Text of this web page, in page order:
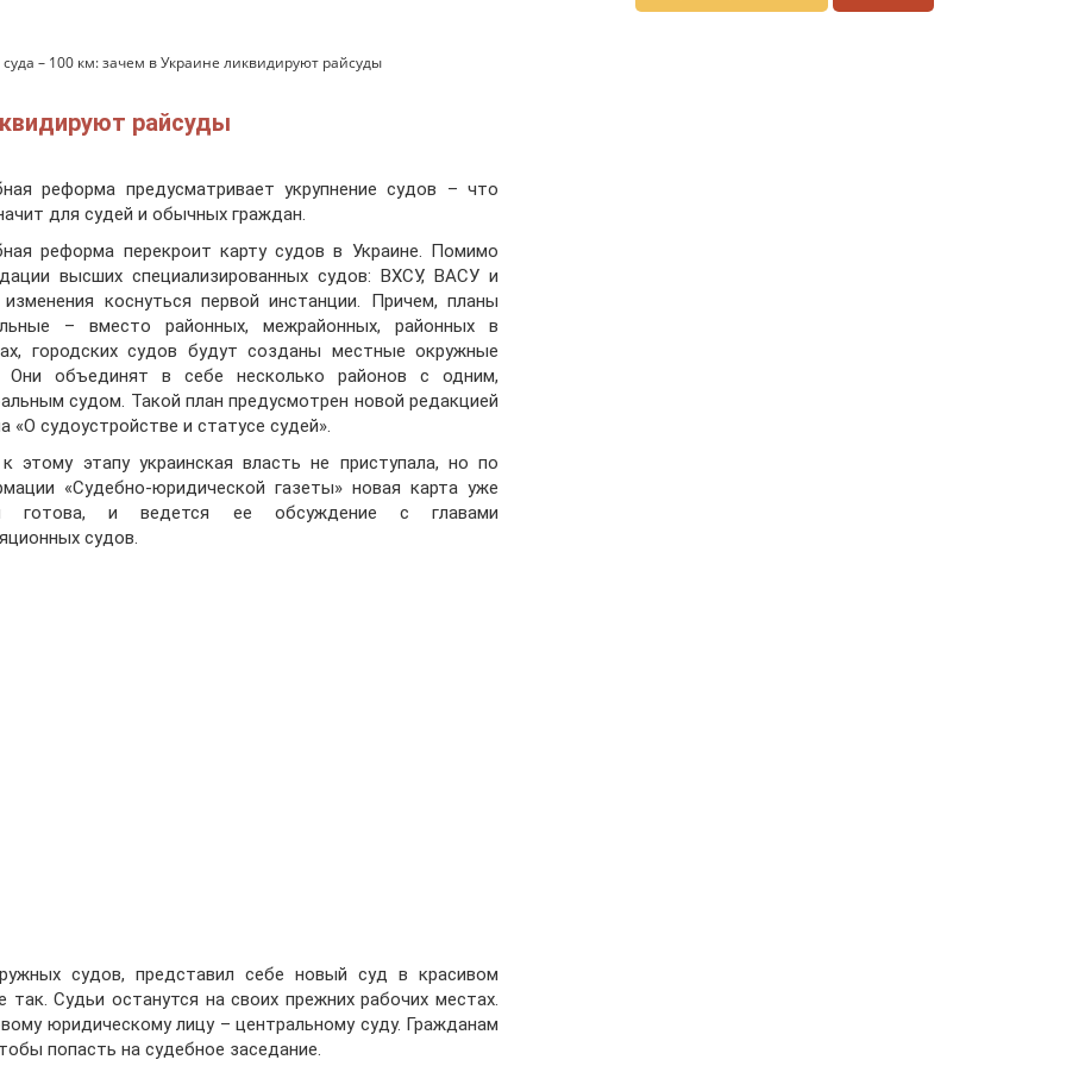
– 100 км: зачем в Украине ликвидируют райсуды
райсуды
реформа предусматривает укрупнение судов – что
для судей и обычных граждан.
реформа перекроит карту судов в Украине. Помимо
высших специализированных судов: ВХСУ, ВАСУ и
коснуться первой инстанции. Причем, планы
– вместо районных, межрайонных, районных в
городских судов будут созданы местные окружные
Они объединят в себе несколько районов с одним,
судом. Такой план предусмотрен новой редакцией
«О судоустройстве и статусе судей».
этому этапу украинская власть не приступала, но по
«Судебно-юридической газеты» новая карта уже
готова, и ведется ее обсуждение с главами
судов.
судов, представил себе новый суд в красивом
Судьи останутся на своих прежних рабочих местах.
юридическому лицу – центральному суду. Гражданам
попасть на судебное заседание.